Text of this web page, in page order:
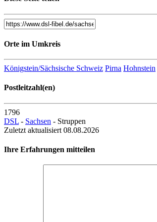
Orte im Umkreis
Königstein/Sächsische Schweiz Pirna Hohnstein
Postleitzahl(en)
1796
DSL - Sachsen - Struppen
Zuletzt aktualisiert 08.08.2026
Ihre Erfahrungen mitteilen